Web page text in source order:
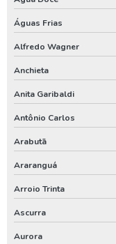
Orçamento para instalar
Orçamento para
Orçamento poço
Outorga de poço tubular
Outorga para perfuração
Perfuração de poço
Perfuração de poço
Águas Frias
Alfredo Wagner
Anchieta
Anita Garibaldi
Antônio Carlos
Arabutã
Araranguá
Arroio Trinta
Ascurra
Aurora